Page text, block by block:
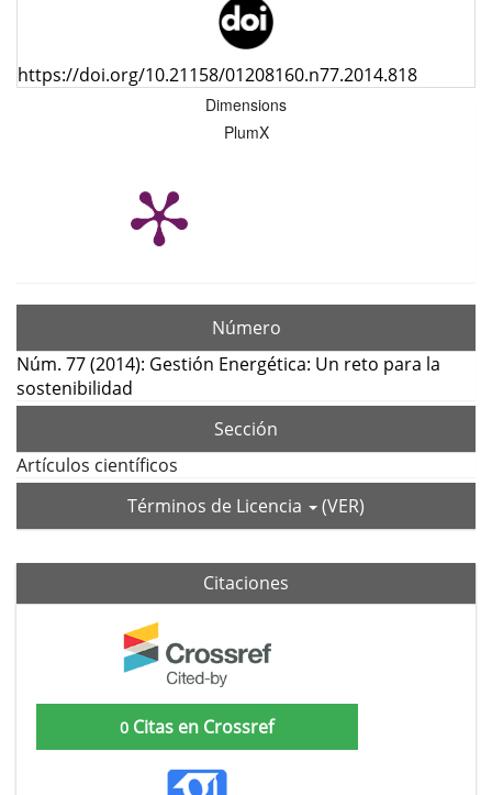
https://doi.org/10.21158/01208160.n77.2014.818
Dimensions
PlumX
Número
Núm. 77 (2014): Gestión Energética: Un reto para la
sostenibilidad
Sección
Artículos científicos
Términos de Licencia
(VER)
Citaciones
0 Citas en Crossref